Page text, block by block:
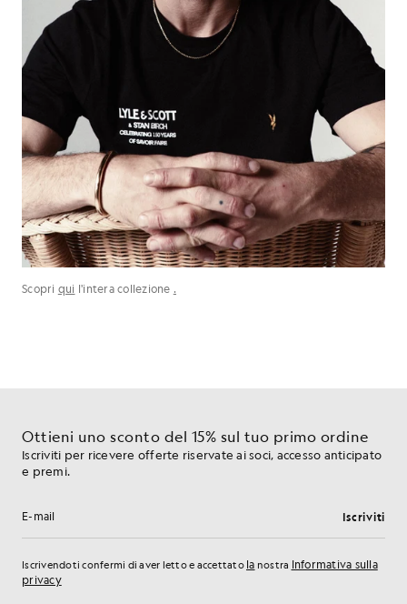
Scopri qui l'intera collezione .
Ottieni uno sconto del 15% sul tuo primo ordine
Iscriviti per ricevere offerte riservate ai soci, accesso anticipato
e premi.
Indirizzo e-mail Iscriviti
Iscrivendoti confermi di aver letto e accettato la nostra Informativa sulla
privacy